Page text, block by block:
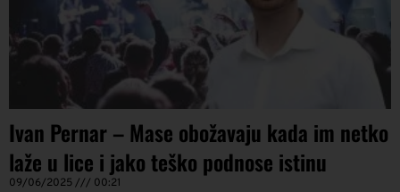
Ivan Pernar – Mase obožavaju kada im netko
laže u lice i jako teško podnose istinu
09/06/2025 00:21